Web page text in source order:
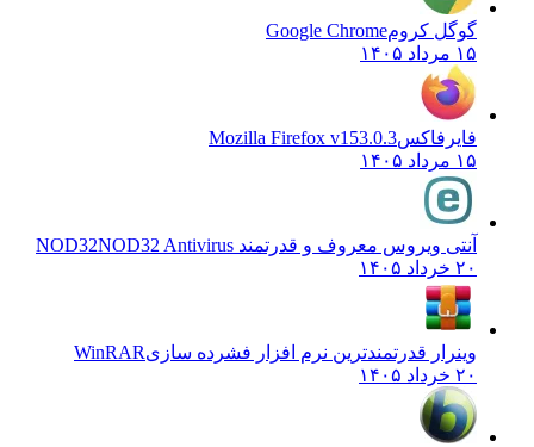
گوگل کرومGoogle Chrome
۱۵ مرداد ۱۴۰۵
فایرفاکسMozilla Firefox v153.0.3
۱۵ مرداد ۱۴۰۵
آنتی ویروس معروف و قدرتمند NOD32 NOD32 Antivirus
۲۰ خرداد ۱۴۰۵
وینرار قدرتمندترین نرم افزار فشرده سازیWinRAR
۲۰ خرداد ۱۴۰۵